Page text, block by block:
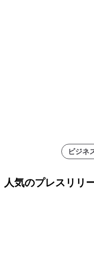
ビジネ
人気のプレスリリ